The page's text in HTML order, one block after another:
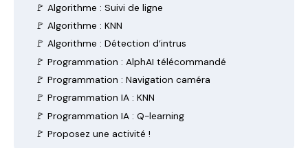
🚩 Algorithme : Suivi de ligne
🚩 Algorithme : KNN
🚩 Algorithme : Détection d’intrus
🚩 Programmation : AlphAI télécommandé
🚩 Programmation : Navigation caméra
🚩 Programmation IA : KNN
🚩 Programmation IA : Q-learning
🚩 Proposez une activité !